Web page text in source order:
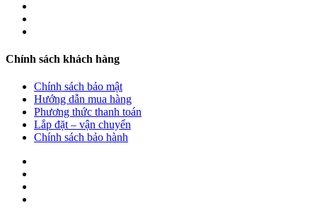
Chính sách khách hàng
Chính sách bảo mật
Hướng dẫn mua hàng
Phương thức thanh toán
Lắp đặt – vận chuyển
Chính sách bảo hành